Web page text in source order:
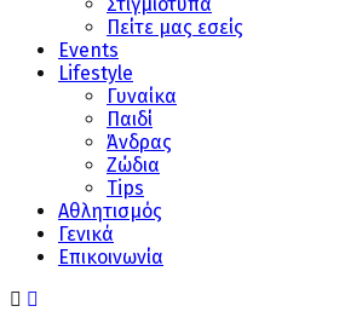
Στιγμιότυπα
Πείτε μας εσείς
Events
Lifestyle
Γυναίκα
Παιδί
Άνδρας
Ζώδια
Tips
Αθλητισμός
Γενικά
Επικοινωνία